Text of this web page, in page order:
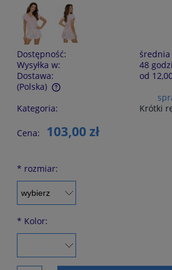
Dostępność:
średnia
Wysyłka w:
48
Dostawa:
od
(Polska)
Cena nie zawiera ewentualnych
Kategoria:
Krótki
Cena: 103,00 zł
* rozmiar:
* Kolor: